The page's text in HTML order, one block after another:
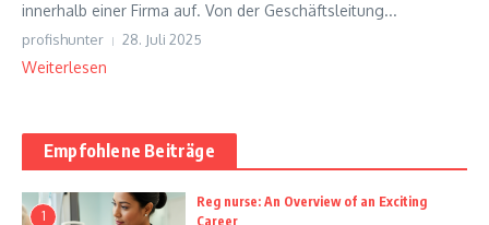
innerhalb einer Firma auf. Von der Geschäftsleitung...
profishunter 28. Juli 2025
Weiterlesen
Empfohlene Beiträge
1
Reg nurse: An Overview of an Exciting
Career